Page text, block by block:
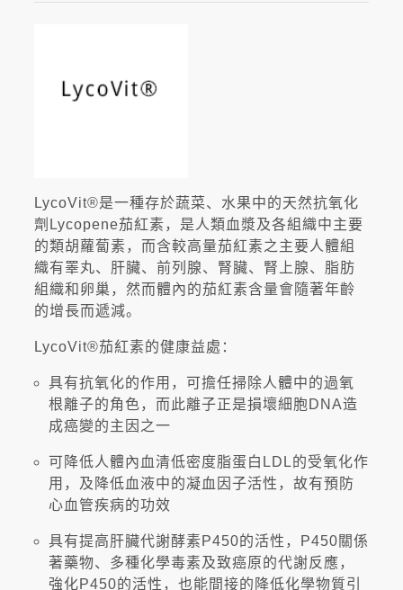
LycoVit®是一種存於蔬菜、水果中的天然抗氧化
劑Lycopene茄紅素，是人類血漿及各組織中主要
的類胡蘿蔔素，而含較高量茄紅素之主要人體組
織有睪丸、肝臟、前列腺、腎臟、腎上腺、脂肪
組織和卵巢，然而體內的茄紅素含量會隨著年齡
的增長而遞減。
LycoVit®茄紅素的健康益處：
具有抗氧化的作用，可擔任掃除人體中的過氧
根離子的角色，而此離子正是損壞細胞DNA造
成癌變的主因之一
可降低人體內血清低密度脂蛋白LDL的受氧化作
用，及降低血液中的凝血因子活性，故有預防
心血管疾病的功效
具有提高肝臟代謝酵素P450的活性，P450關係
著藥物、多種化學毒素及致癌原的代謝反應，
強化P450的活性，也能間接的降低化學物質引